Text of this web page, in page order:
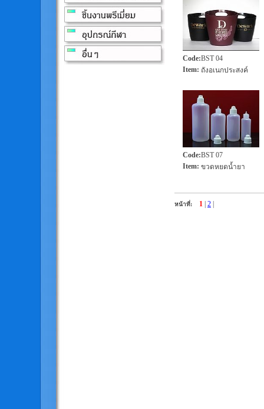
Code:BST 04
Item: ถังอเนกประสงค์
Code:BST 07
Item: ขวดหยดน้ำยา
หน้าที่: 1 2